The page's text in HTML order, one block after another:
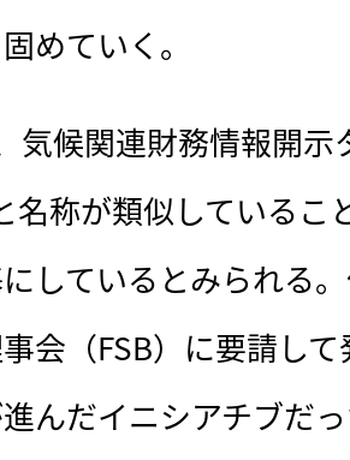
めていく。
気候関連財務情報開示
名称が類似している
しているとみられる
会（FSB）に要請し
んだイニシアチブだ